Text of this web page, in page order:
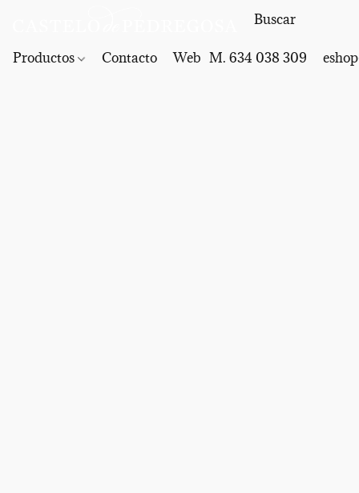
Productos Contacto Web M. 634 038 309